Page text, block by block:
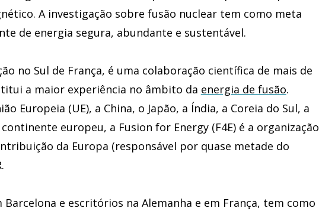
A investigação sobre fusão nuclear tem como meta
de energia segura, abundante e sustentável.
no Sul de França, é uma colaboração científica de mais de
a maior experiência no âmbito da energia de fusão.
Europeia (UE), a China, o Japão, a Índia, a Coreia do Sul, a
continente europeu, a Fusion for Energy (F4E) é a organização
da Europa (responsável por quase metade do
e escritórios na Alemanha e em França, tem como